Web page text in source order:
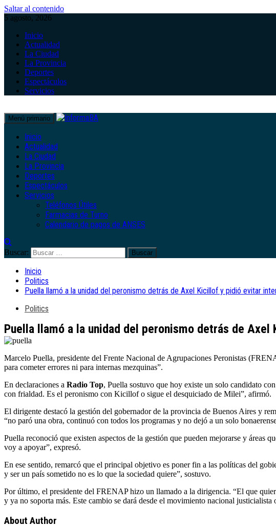
Saltar al contenido
5 agosto, 2026
Inicio
Actualidad
La Ciudad
La Provincia
Deportes
Espectáculos
Servicios
Menú primario
Inicio
Actualidad
La Ciudad
La Provincia
Deportes
Espectáculos
Servicios
Teléfonos Útiles
Farmacias de Turno
Calendario de pagos de ANSES
Buscar:
Inicio
Politics
Puella llamó a la unidad del peronismo detrás de Axel Kicillof y pidió evitar
Politics
Puella llamó a la unidad del peronismo detrás de
Marcelo Puella, presidente del Frente Nacional de Agrupaciones Peronistas
para cometer errores ni para internas mezquinas”.
En declaraciones a Radio Top, Puella sostuvo que hoy existe un solo candidato
con frialdad. Es el peronismo con Kicillof o sigue el desquiciado de Milei”, afirmó.
El dirigente destacó la gestión del gobernador de la provincia de Buenos Aires y
“no paró una obra, continuó con todos los programas y no dejó a un solo
Puella reconoció que existen aspectos de la gestión que pueden mejorarse y áreas
voy a apoyar”, expresó.
En ese sentido, remarcó que el principal objetivo es poner fin a las políticas del
y ser un país sometido no es lo que la sociedad quiere”, sostuvo.
Por último, el presidente del FRENAP hizo un llamado a la dirigencia. “El que
y ya no soporta más. Este cambio se dará desde el movimiento nacional
About Author